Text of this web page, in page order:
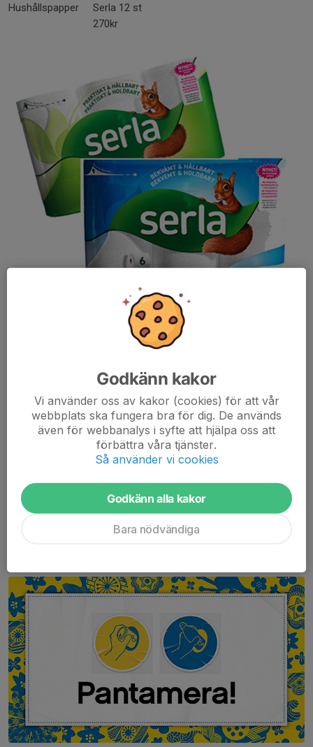
Hushållspapper Serla 12 st
270kr
Du bestämmer själv vilka månader du vill ha leverans och kan när
som helst byta leveransmånad.
Fyll i beställningsformulär som finns i kiosken i klubblokalen eller
på vår hemsida.
För mer info kan du kontakta Åsa Söderberg
Här hittar du beställningsformuläret.
Fyll i på datorn, spara och maila det
info@atvidabergsbk.comeller skriv ut och ta med till
klubblokalen. Du kan också ge det till någon av tränarna/ledarna i
Godkänn kakor
Vi använder oss av kakor (cookies) för att vår
webbplats ska fungera bra för dig. De används
även för webbanalys i syfte att hjälpa oss att
förbättra våra tjänster.
Så använder vi cookies
Godkänn alla kakor
Bara nödvändiga